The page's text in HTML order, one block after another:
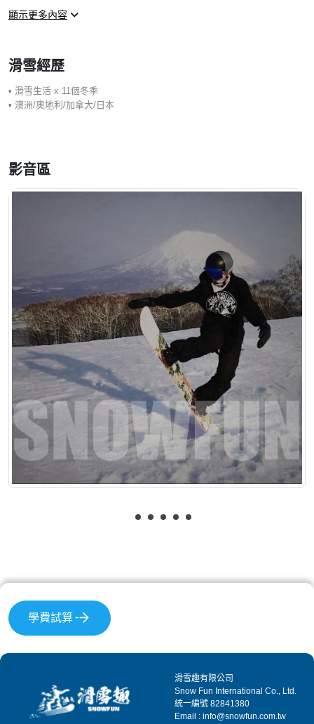
這位教練不只有教滑雪，更讓你玩得安全又安心
在乎「怎麼滑」，也在乎你「滑雪以外的狀況」。
滑雪後腿痠 --- 她擁有運動筋膜放鬆知識，會教你自我緩解不適
同時～這位教練小姐姐還練出男友力肌肉線條，無論是安全感還是支持
顯示更多內容
滑雪經歷
▪︎ 滑雪生活 x 11個冬季
▪︎ 澳洲/奧地利/加拿大/日本
影音區
學費試算
滑雪趣有限公司
Snow Fun International Co., Ltd.
統一編號 82841380
Email : info@snowfun.com.tw